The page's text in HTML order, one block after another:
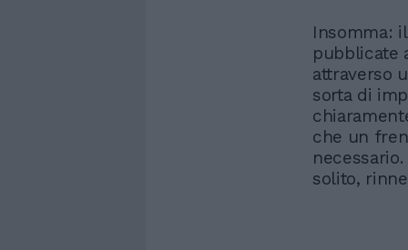
Insomma:
pubblicate
attraverso
sorta di
che un
solito,